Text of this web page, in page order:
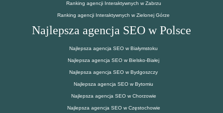
Ranking agencji Interaktywnych w Zabrzu
Ranking agencji Interaktywnych w Zielonej Górze
Najlepsza agencja SEO w Polsce
Najlepsza agencja SEO w Białymstoku
Najlepsza agencja SEO w Bielsko-Białej
Najlepsza agencja SEO w Bydgoszczy
Najlepsza agencja SEO w Bytomiu
Najlepsza agencja SEO w Chorzowie
Najlepsza agencja SEO w Częstochowie